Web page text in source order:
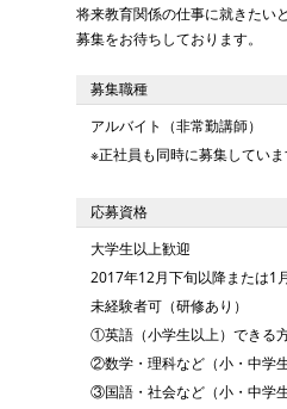
将来教育関係の仕事に就きたい
募集をお待ちしております。
募集職種
アルバイト（非常勤講師）
※正社員も同時に募集していま
応募資格
大学生以上歓迎
2017年12月下旬以降または1
未経験者可（研修あり）
①英語（小学生以上）できる
②数学・理科など（小・中学
③国語・社会など（小・中学